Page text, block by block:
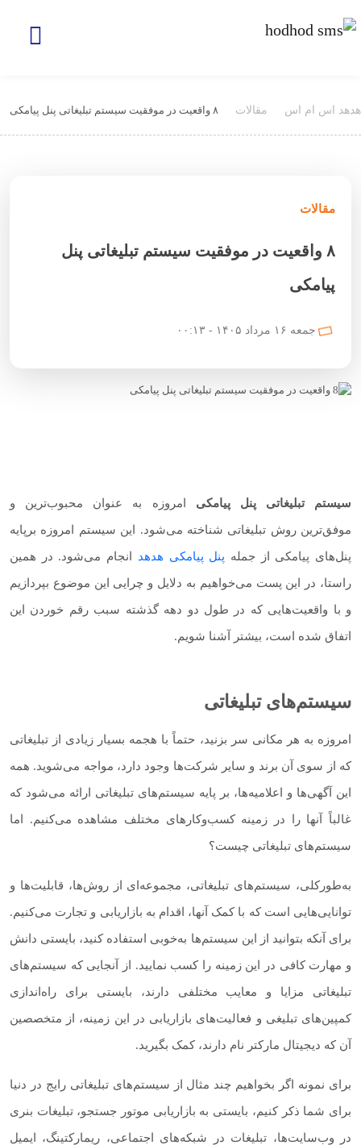
هدهد اس ام اس مقالات
مقالات
۸ واقعیت در موفقیت سیستم تبلیغاتی پنل
پیامکی
جمعه ۱۶ مرداد ۱۴۰۵ - ۰۰:۱۳
سیستم تبلیغاتی پنل پیامکی امروزه به عنوان محبوب‌ترین و
موفق‌ترین روش تبلیغاتی شناخته می‌شود. این سیستم امروزه برپایه
پنل‌های پیامکی از جمله پنل پیامکی هدهد انجام می‌شود. در همین
راستا، در این پست می‌خواهیم به دلایل و چرایی این موضوع بپردازیم
و با واقعیت‌هایی که در طول دو دهه گذشته سبب رقم خوردن این
اتفاق شده است، بیشتر آشنا شویم.
سیستم‌های تبلیغاتی
امروزه به هر مکانی سر بزنید، حتماً با هجمه بسیار زیادی از تبلیغاتی
که از سوی آن برند و سایر شرکت‌ها وجود دارد، مواجه می‌شوید. همه
این آگهی‌ها و اعلامیه‌ها، بر پایه سیستم‌های تبلیغاتی ارائه می‌شود که
غالباً آنها را در زمینه کسب‌و‌کارهای مختلف مشاهده می‌کنیم. اما
سیستم‌های تبلیغاتی چیست؟
به‌طورکلی، سیستم‌های تبلیغاتی، مجموعه‌ای از روش‌ها، قابلیت‌ها و
توانایی‌هایی است که با کمک آنها‌، اقدام به بازاریابی و تجارت می‌کنیم.
برای آنکه بتوانید از این سیستم‌ها به‌خوبی استفاده کنید، بایستی دانش
و مهارت کافی در این زمینه را کسب نمایید. از آنجایی که سیستم‌های
تبلیغاتی مزایا و معایب مختلفی دارند، بایستی برای راه‌اندازی
کمپین‌های تبلیغی و فعالیت‌های بازاریابی در این زمینه، از متخصصین
آن که دیجیتال مارکتر نام دارند، کمک بگیرید.
برای نمونه اگر بخواهیم چند مثال از سیستم‌های تبلیغاتی رایج در دنیا
برای شما ذکر کنیم، بایستی به بازاریابی موتور جستجو، تبلیغات بنری
در وب‌سایت‌ها، تبلیغات در شبکه‌های اجتماعی، ریمارکتینگ، ایمیل